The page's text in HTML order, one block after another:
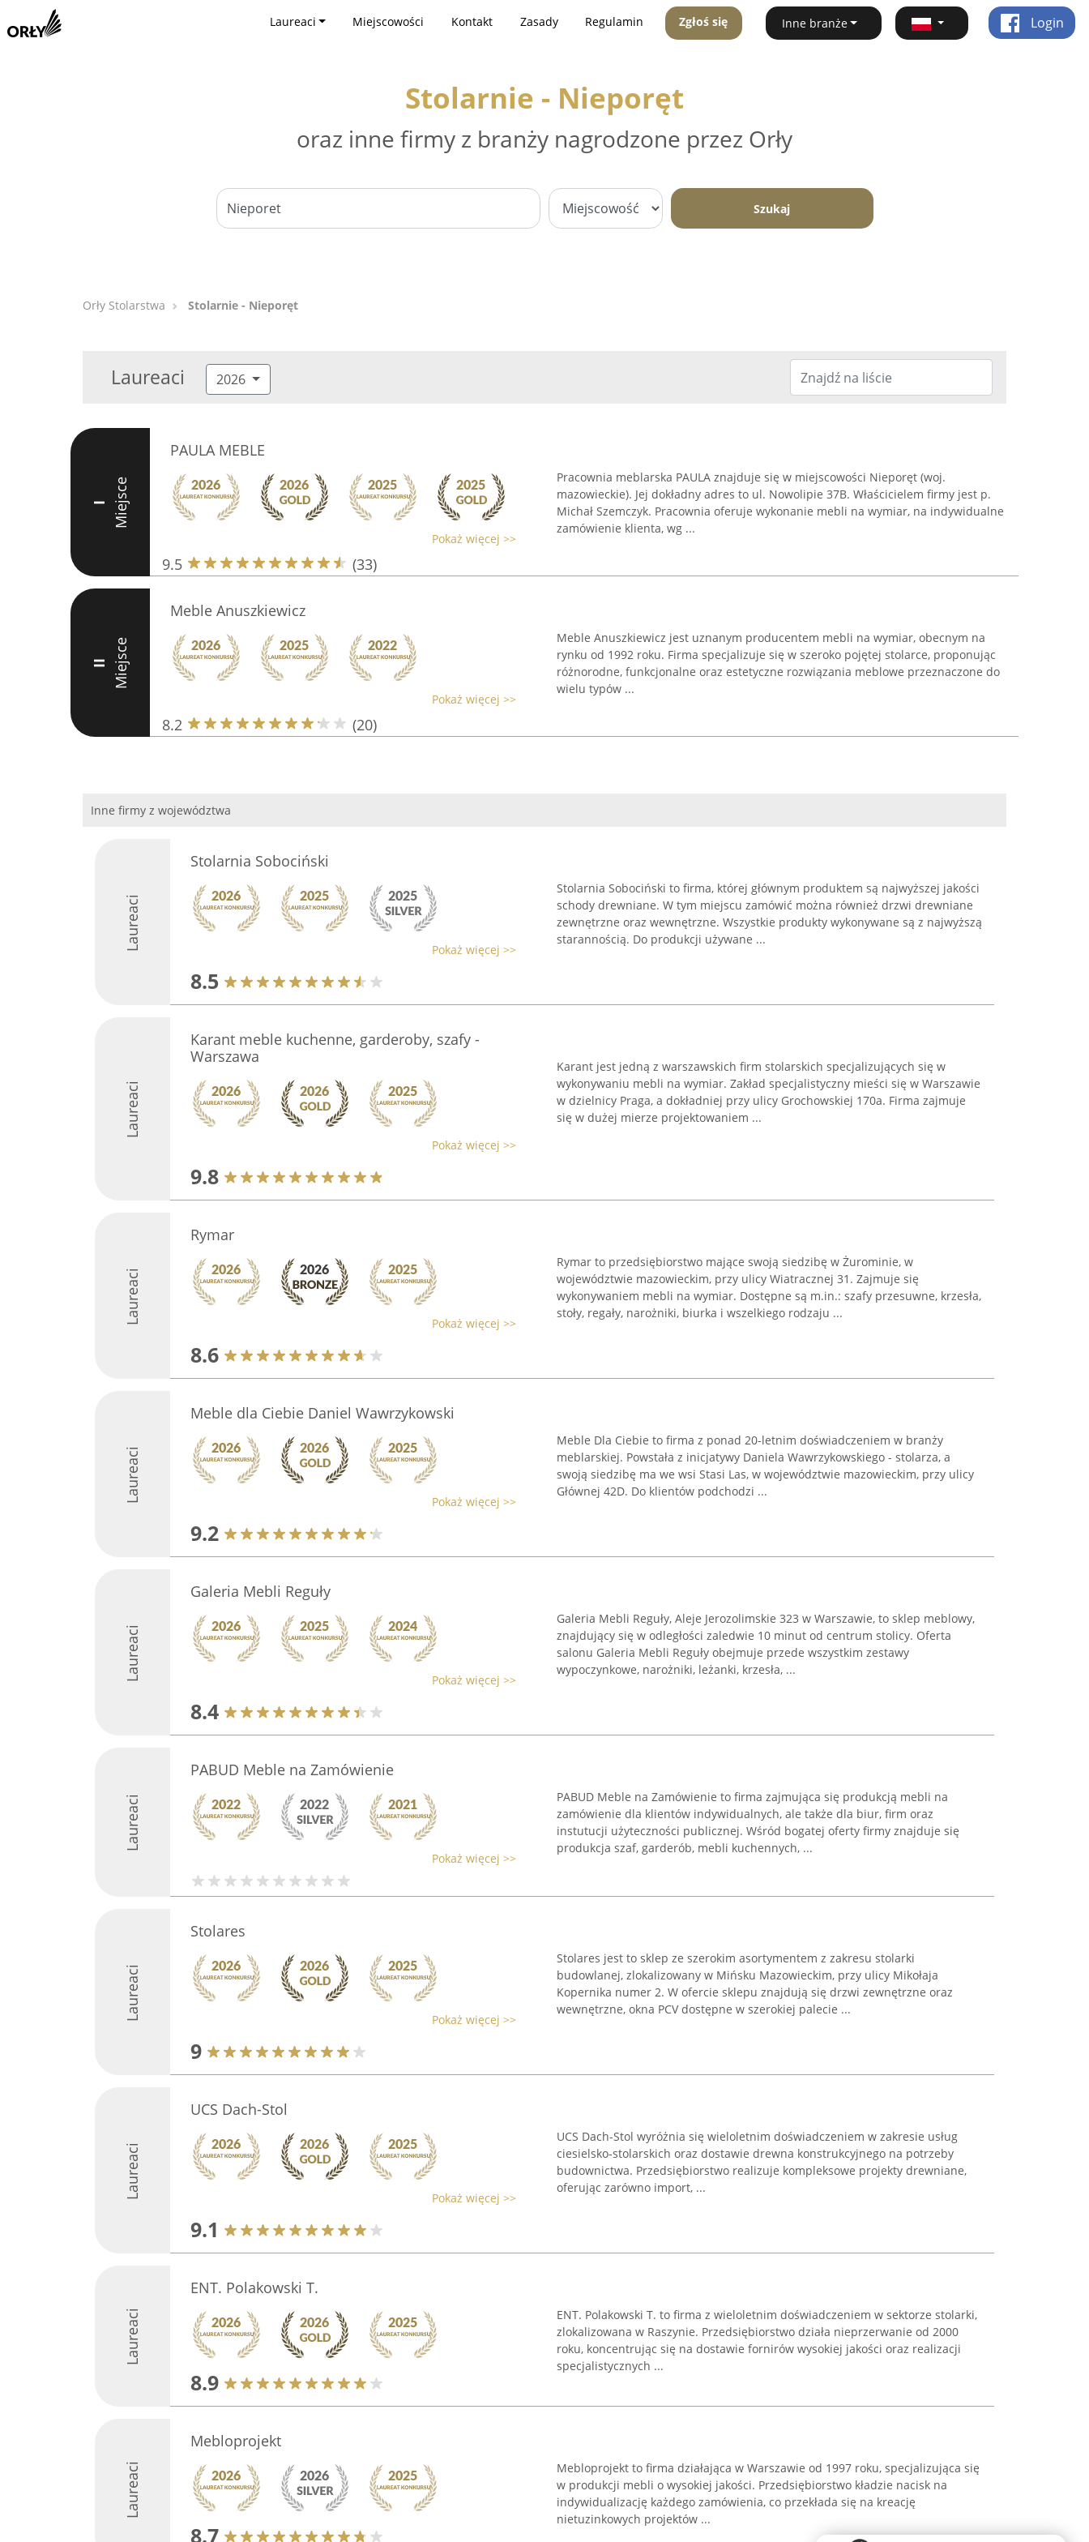
Laureaci Miejscowości Kontakt Zasady Regulamin Zgłoś się Inne branże Login
Stolarnie - Nieporęt
oraz inne firmy z branży nagrodzone przez Orły
Szukaj
Orły Stolarstwa Stolarnie - Nieporęt
Laureaci 2026
I Miejsce
PAULA MEBLE
Pokaż więcej >>
9.5 (33)
Pracownia meblarska PAULA znajduje się w miejscowości Nieporęt (woj.
mazowieckie). Jej dokładny adres to ul. Nowolipie 37B. Właścicielem firmy jest p.
Michał Szemczyk. Pracownia oferuje wykonanie mebli na wymiar, na indywidualne
zamówienie klienta, wg ...
II Miejsce
Meble Anuszkiewicz
Pokaż więcej >>
8.2 (20)
Meble Anuszkiewicz jest uznanym producentem mebli na wymiar, obecnym na
rynku od 1992 roku. Firma specjalizuje się w szeroko pojętej stolarce, proponując
różnorodne, funkcjonalne oraz estetyczne rozwiązania meblowe przeznaczone do
wielu typów ...
Inne firmy z województwa
Laureaci
Stolarnia Sobociński
Pokaż więcej >>
8.5
Stolarnia Sobociński to firma, której głównym produktem są najwyższej jakości
schody drewniane. W tym miejscu zamówić można również drzwi drewniane
zewnętrzne oraz wewnętrzne. Wszystkie produkty wykonywane są z najwyższą
starannością. Do produkcji używane ...
Laureaci
Karant meble kuchenne, garderoby, szafy -
Warszawa
Pokaż więcej >>
9.8
Karant jest jedną z warszawskich firm stolarskich specjalizujących się w
wykonywaniu mebli na wymiar. Zakład specjalistyczny mieści się w Warszawie
w dzielnicy Praga, a dokładniej przy ulicy Grochowskiej 170a. Firma zajmuje
się w dużej mierze projektowaniem ...
Laureaci
Rymar
Pokaż więcej >>
8.6
Rymar to przedsiębiorstwo mające swoją siedzibę w Żurominie, w
województwie mazowieckim, przy ulicy Wiatracznej 31. Zajmuje się
wykonywaniem mebli na wymiar. Dostępne są m.in.: szafy przesuwne, krzesła,
stoły, regały, narożniki, biurka i wszelkiego rodzaju ...
Laureaci
Meble dla Ciebie Daniel Wawrzykowski
Pokaż więcej >>
9.2
Meble Dla Ciebie to firma z ponad 20-letnim doświadczeniem w branży
meblarskiej. Powstała z inicjatywy Daniela Wawrzykowskiego - stolarza, a
swoją siedzibę ma we wsi Stasi Las, w województwie mazowieckim, przy ulicy
Głównej 42D. Do klientów podchodzi ...
Laureaci
Galeria Mebli Reguły
Pokaż więcej >>
8.4
Galeria Mebli Reguły, Aleje Jerozolimskie 323 w Warszawie, to sklep meblowy,
znajdujący się w odległości zaledwie 10 minut od centrum stolicy. Oferta
salonu Galeria Mebli Reguły obejmuje przede wszystkim zestawy
wypoczynkowe, narożniki, leżanki, krzesła, ...
Laureaci
PABUD Meble na Zamówienie
Pokaż więcej >>
PABUD Meble na Zamówienie to firma zajmująca się produkcją mebli na
zamówienie dla klientów indywidualnych, ale także dla biur, firm oraz
instutucji użyteczności publicznej. Wśród bogatej oferty firmy znajduje się
produkcja szaf, garderób, mebli kuchennych, ...
Laureaci
Stolares
Pokaż więcej >>
9
Stolares jest to sklep ze szerokim asortymentem z zakresu stolarki
budowlanej, zlokalizowany w Mińsku Mazowieckim, przy ulicy Mikołaja
Kopernika numer 2. W ofercie sklepu znajdują się drzwi zewnętrzne oraz
wewnętrzne, okna PCV dostępne w szerokiej palecie ...
Laureaci
UCS Dach-Stol
Pokaż więcej >>
9.1
UCS Dach-Stol wyróżnia się wieloletnim doświadczeniem w zakresie usług
ciesielsko-stolarskich oraz dostawie drewna konstrukcyjnego na potrzeby
budownictwa. Przedsiębiorstwo realizuje kompleksowe projekty drewniane,
oferując zarówno import, ...
Laureaci
ENT. Polakowski T.
8.9
ENT. Polakowski T. to firma z wieloletnim doświadczeniem w sektorze stolarki,
zlokalizowana w Raszynie. Przedsiębiorstwo działa nieprzerwanie od 2000
roku, koncentrując się na dostawie fornirów wysokiej jakości oraz realizacji
specjalistycznych ...
Laureaci
Mebloprojekt
8.7
Mebloprojekt to firma działająca w Warszawie od 1997 roku, specjalizująca się
w produkcji mebli o wysokiej jakości. Przedsiębiorstwo kładzie nacisk na
indywidualizację każdego zamówienia, co przekłada się na kreację
nietuzinkowych projektów ...